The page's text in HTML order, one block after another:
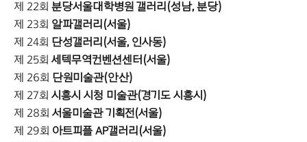
제 22회 분당서울대학병원 갤러리(성남, 분당)
제 23회 알파갤러리(서울)
제 24회 단성갤러리(서울, 인사동)
제 25회 세텍무역컨벤션센터(서울)
제 26회 단원미술관(안산)
제 27회 시흥시 시청 미술관(경기도 시흥시)
제 28회 서울미술관 기획전(서울)
제 29회 아트피플 AP갤러리(서울)